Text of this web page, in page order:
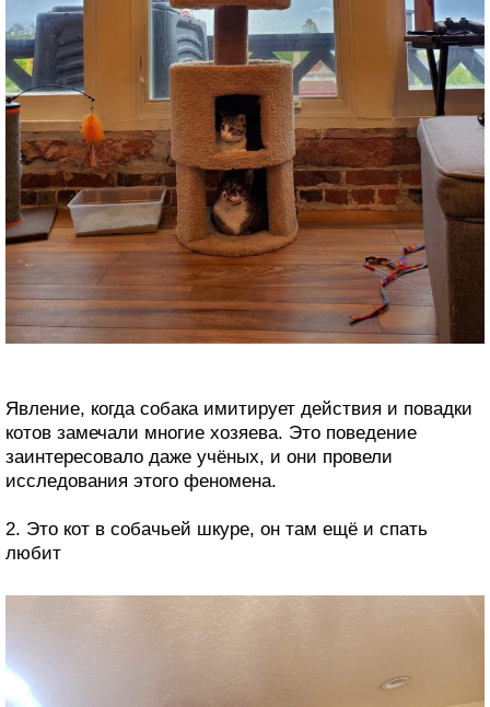
Явление, когда собака имитирует действия и повадки
котов замечали многие хозяева. Это поведение
заинтересовало даже учёных, и они провели
исследования этого феномена.
2. Это кот в собачьей шкуре, он там ещё и спать
любит